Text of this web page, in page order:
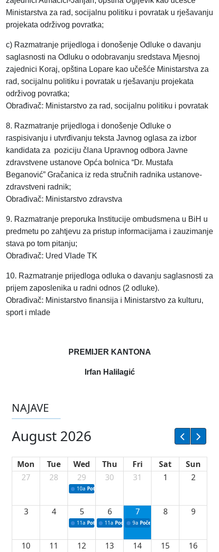
Ministarstva za rad, socijalnu politiku i povratak u rješavanju
projekata održivog povratka;
c) Razmatranje prijedloga i donošenje Odluke o davanju
saglasnosti na Odluku o odobravanju sredstava Mjesnoj
zajednici Koraj, opština Lopare kao učešće Ministarstva za
rad, socijalnu politiku i povratak u rješavanju projekata
održivog povratka;
Obrađivač: Ministarstvo za rad, socijalnu politiku i povratak
8. Razmatranje prijedloga i donošenje Odluke o
raspisivanju i utvrđivanju teksta Javnog oglasa za izbor
kandidata za poziciju člana Upravnog odbora Javne
zdravstvene ustanove Opća bolnica “Dr. Mustafa
Beganović” Gračanica iz reda stručnih radnika ustanove-
zdravstveni radnik;
Obrađivač: Ministarstvo zdravstva
9. Razmatranje preporuka Institucije ombudsmena u BiH u
predmetu po zahtjevu za pristup informacijama i zauzimanje
stava po tom pitanju;
Obrađivač: Ured Vlade TK
10. Razmatranje prijedloga odluka o davanju saglasnosti za
prijem zaposlenika u radni odnos (2 odluke).
Obrađivač: Ministarstvo finansija i Ministarstvo za kulturu,
sport i mlade
PREMIJER KANTONA
Irfan Halilagić
NAJAVE
August 2026
Mon Tue Wed Thu Fri Sat
Sun
27
28 29
10a Potpisivanje ugovora sa neprofitnim
30 31 1 2
3 4 5
11a Potpisivanje ugovora o stipendijama za
6
11a Podrška razvoju vodne infrastrukture u
7
9a Početak izgradnje nove
8 9
10 11 12 13 14 15 16